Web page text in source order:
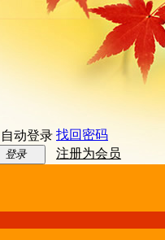
自动登录 找回密码
登录
注册为会员